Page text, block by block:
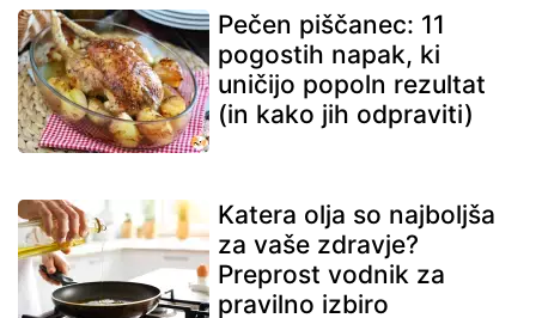
Pečen piščanec: 11
pogostih napak, ki
uničijo popoln rezultat
(in kako jih odpraviti)
Katera olja so najboljša
za vaše zdravje?
Preprost vodnik za
pravilno izbiro